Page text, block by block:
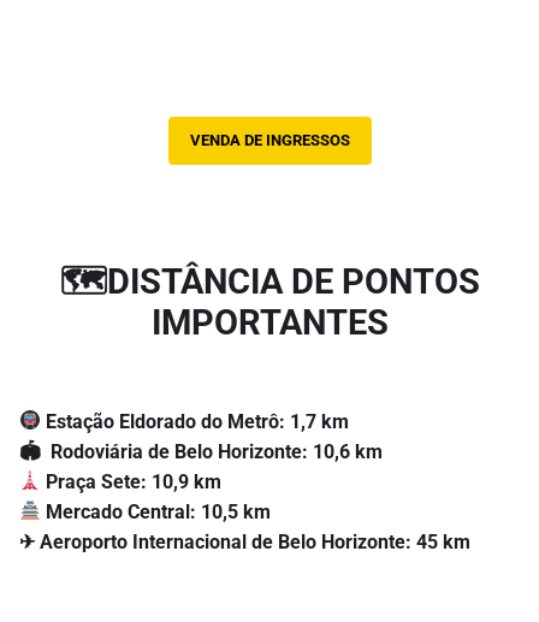
VENDA DE INGRESSOS
🗺DISTÂNCIA DE PONTOS
IMPORTANTES
Estação Eldorado do Metrô: 1,7 km
🏟 Rodoviária de Belo Horizonte: 10,6 km
Praça Sete: 10,9 km
Mercado Central: 10,5 km
✈ Aeroporto Internacional de Belo Horizonte: 45 km